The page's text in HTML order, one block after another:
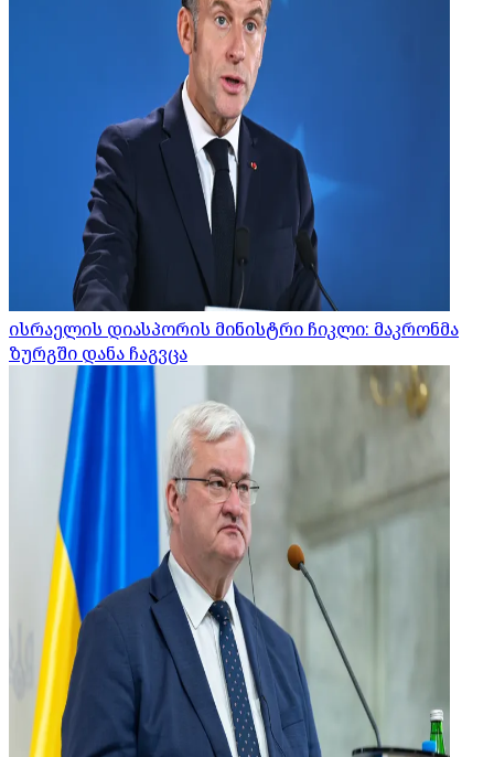
ისრაელის დიასპორის მინისტრი ჩიკლი: მაკრონმა
ზურგში დანა ჩაგვცა